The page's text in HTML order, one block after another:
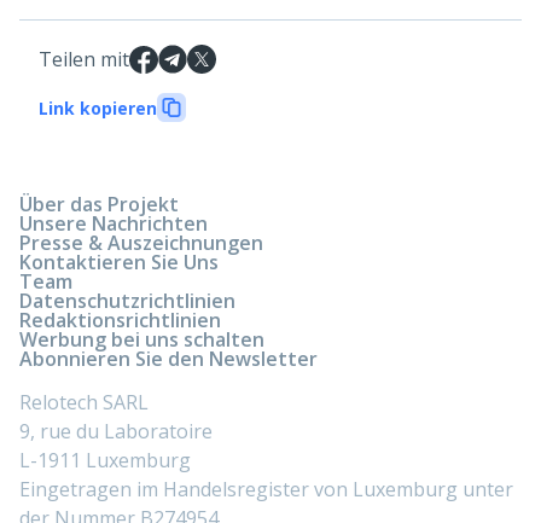
Teilen mit
Link kopieren
Über das Projekt
Unsere Nachrichten
Presse & Auszeichnungen
Kontaktieren Sie Uns
Team
Datenschutzrichtlinien
Redaktionsrichtlinien
Werbung bei uns schalten
Abonnieren Sie den Newsletter
Relotech SARL
9, rue du Laboratoire
L-1911 Luxemburg
Eingetragen im Handelsregister von Luxemburg unter